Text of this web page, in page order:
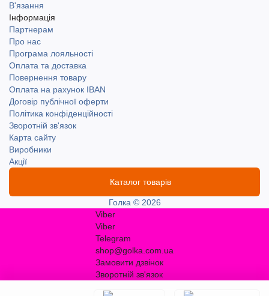
В'язання
Інформація
Партнерам
Про нас
Програма лояльності
Оплата та доставка
Повернення товару
Оплата на рахунок IBAN
Договір публічної оферти
Політика конфіденційності
Зворотній зв'язок
Карта сайту
Виробники
Акції
Каталог товарів
Голка © 2026
Viber
Viber
Telegram
shop@golka.com.ua
Замовити дзвінок
Зворотній зв'язок